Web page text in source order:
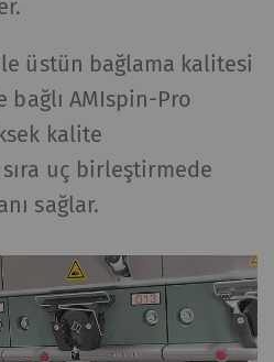
üstün bağlama kalitesi
AMIspin-Pro
kalite
uç birleştirmede
sağlar.